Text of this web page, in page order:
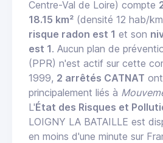
Centre-Val de Loire) compte
18.15 km² (densité 12 hab/
risque radon est 1 et son
est 1. Aucun plan de
(PPR) n'est actif sur cette
1999, 2 arrêtés CATNAT
principalement liés à
L'État des Risques et
LOIGNY LA BATAILLE est
en moins d'une minute sur